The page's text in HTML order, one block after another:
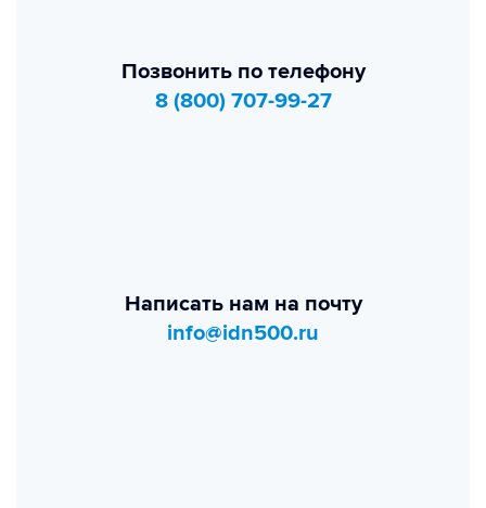
Позвонить по телефону
8 (800) 707-99-27
Написать нам на почту
info@idn500.ru